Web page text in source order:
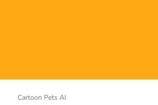
Cartoon Pets AI